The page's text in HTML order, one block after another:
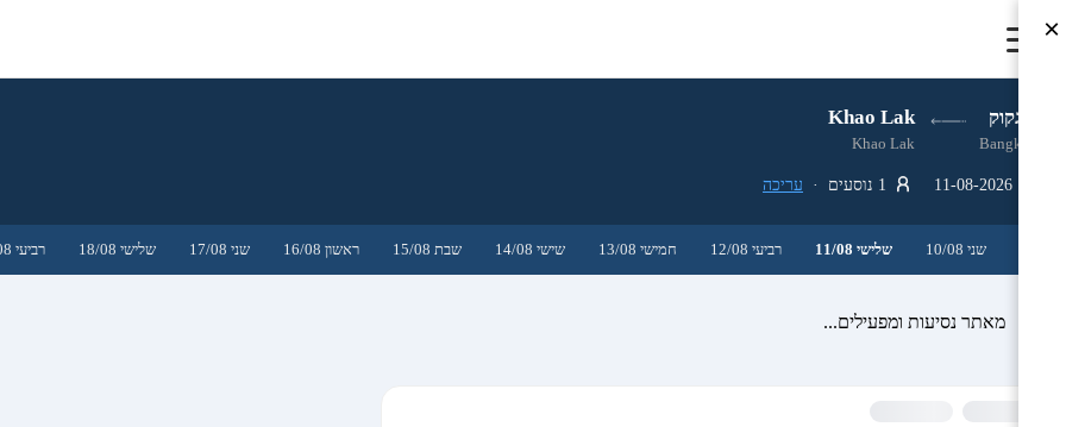
בנגקוק Khao Lak
Bangkok
Khao Lak
עריכה
שני 10/08 שלישי 11/08 רביעי 12/08 חמישי 13/08 שישי 14/08 שבת 15/08 ראשון 16/08 שני 17/08 שלישי 18/08 רביעי 19/08
מאתר נסיעות ומפעילים...
×